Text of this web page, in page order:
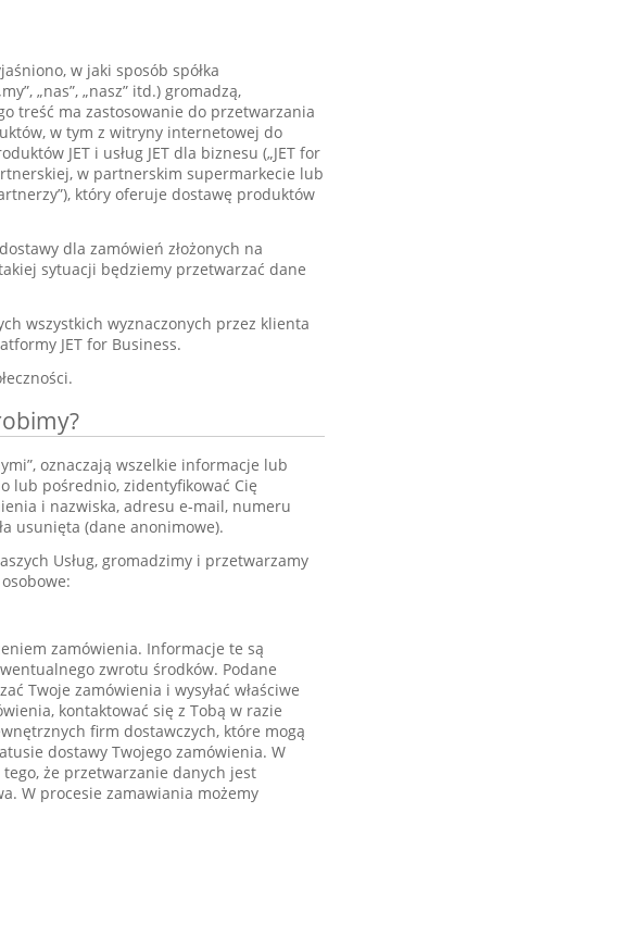
w jaki sposób spółka
„nas”, „nasz” itd.) gromadzą,
treść ma zastosowanie do przetwarzania
w tym z witryny internetowej do
JET i usług JET dla biznesu („JET for
w partnerskim supermarkecie lub
który oferuje dostawę produktów
dla zamówień złożonych na
sytuacji będziemy przetwarzać dane
wszystkich wyznaczonych przez klienta
JET for Business.
oznaczają wszelkie informacje lub
lub pośrednio, zidentyfikować Cię
i nazwiska, adresu e-mail, numeru
usunięta (dane anonimowe).
Usług, gromadzimy i przetwarzamy
zamówienia. Informacje te są
zwrotu środków. Podane
Twoje zamówienia i wysyłać właściwe
kontaktować się z Tobą w razie
firm dostawczych, które mogą
dostawy Twojego zamówienia. W
że przetwarzanie danych jest
W procesie zamawiania możemy